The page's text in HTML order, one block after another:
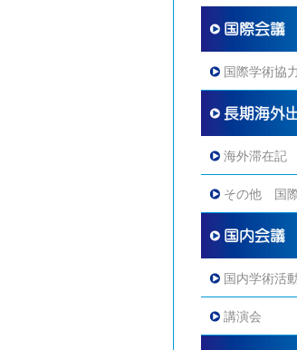
国際学術協力
海外滞在記
その他 国
国内学術活
講演会